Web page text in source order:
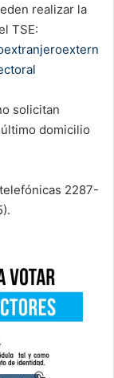
realizar la
TSE:
solicitan
domicilio
2287-